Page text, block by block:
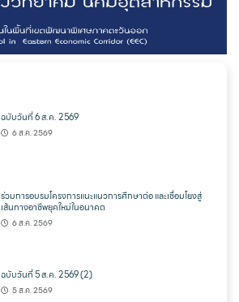
ฉบับวันที่ 6 ส.ค. 2569
6 ส.ค. 2569
ร่วมการอบรมโครงการแนะแนวการศึกษาต่อ และเชื่อมโยงสู่
เส้นทางอาชีพยุคใหม่ในอนาคต
6 ส.ค. 2569
ฉบับวันที่ 5 ส.ค. 2569 (2)
5 ส.ค. 2569